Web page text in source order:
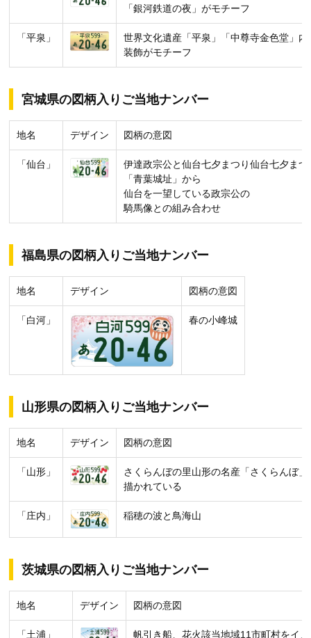
「銀河鉄道の夜」がモチーフ
「平泉」
世界文化遺産「平泉」「中尊寺金色堂」内
装飾がモチーフ
宮城県の図柄入りご当地ナンバー
地名 デザイン 図柄の意図
「仙台」
伊達政宗公と仙台七夕まつり仙台七夕まつ
「青葉城址」から
仙台を一望している政宗公の
騎馬像との組み合わせ
福島県の図柄入りご当地ナンバー
地名 デザイン 図柄の意図
「白河」 春の小峰城
山形県の図柄入りご当地ナンバー
地名 デザイン 図柄の意図
「山形」
さくらんぼの里山形の名産「さくらんぼ」
描かれている
「庄内」 稲穂の波と鳥海山
茨城県の図柄入りご当地ナンバー
地名 デザイン 図柄の意図
「土浦」
帆引き船、花火該当地域11市町村をイ